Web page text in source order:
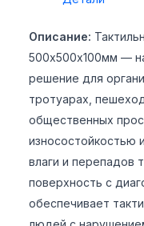
Описание:
500х500х100мм —
решение для
тротуарах,
общественных
износостойкостью
влаги и перепадов
поверхность с
обеспечивает